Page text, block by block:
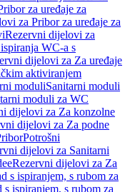
za uređaje za
za Pribor za uređaje za
Rezervni dijelovi za
WC-a s
dijelovi za Za uređaje
aktiviranjem
moduliSanitarni moduli
moduli za WC
dijelovi za Za konzolne
dijelovi za Za podne
Potrošni
dijelovi za Sanitarni
Rezervni dijelovi za Za
s ispiranjem, s rubom za
ispiranjem, s rubom za